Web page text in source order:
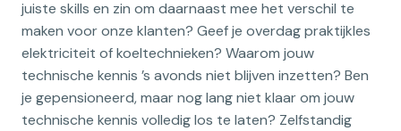
juiste skills en zin om daarnaast mee het verschil te
maken voor onze klanten? Geef je overdag praktijkles
elektriciteit of koeltechnieken? Waarom jouw
technische kennis ’s avonds niet blijven inzetten? Ben
je gepensioneerd, maar nog lang niet klaar om jouw
technische kennis volledig los te laten? Zelfstandig